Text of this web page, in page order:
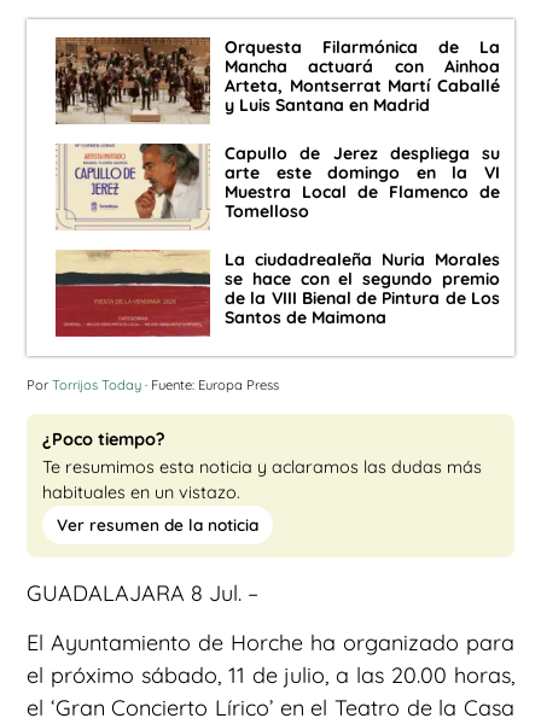
Orquesta Filarmónica de La
Mancha actuará con Ainhoa
Arteta, Montserrat Martí Caballé
y Luis Santana en Madrid
Capullo de Jerez despliega su
arte este domingo en la VI
Muestra Local de Flamenco de
Tomelloso
La ciudadrealeña Nuria Morales
se hace con el segundo premio
de la VIII Bienal de Pintura de Los
Santos de Maimona
Por Torrijos Today · Fuente: Europa Press
¿Poco tiempo?
Te resumimos esta noticia y aclaramos las dudas más
habituales en un vistazo.
Ver resumen de la noticia
GUADALAJARA 8 Jul. –
El Ayuntamiento de Horche ha organizado para
el próximo sábado, 11 de julio, a las 20.00 horas,
el ‘Gran Concierto Lírico’ en el Teatro de la Casa